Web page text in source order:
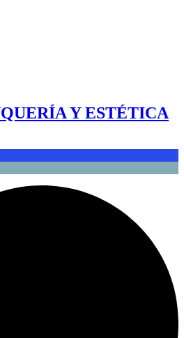
Y ESTÉTICA